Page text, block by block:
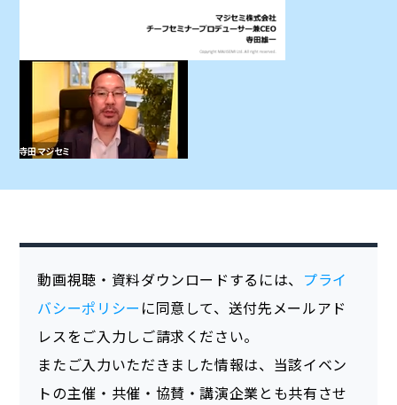
動画視聴・資料ダウンロードするには、 プライ
バシーポリシー に同意して、送付先メールアド
レスをご入力しご請求ください。
またご入力いただきました情報は、当該イベン
トの主催・共催・協賛・講演企業とも共有させ